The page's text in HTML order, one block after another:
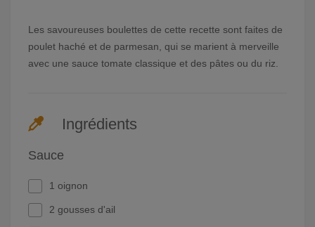
Les savoureuses boulettes de cette recette sont faites de
poulet haché et de parmesan, qui se marient à merveille
avec une sauce tomate classique et des pâtes ou du riz.
Ingrédients
Sauce
1 oignon
2 gousses d'ail